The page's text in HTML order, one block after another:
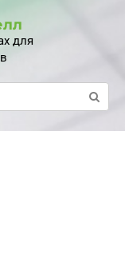
для